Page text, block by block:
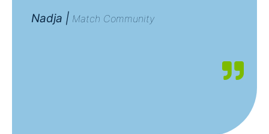
Nadja | Match Community